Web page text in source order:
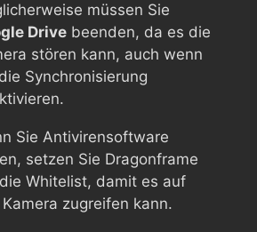
müssen Sie
Drive beenden, da es die
stören kann, auch wenn
Synchronisierung
Sie Antivirensoftware
setzen Sie Dragonframe
Whitelist, damit es auf
Kamera zugreifen kann.